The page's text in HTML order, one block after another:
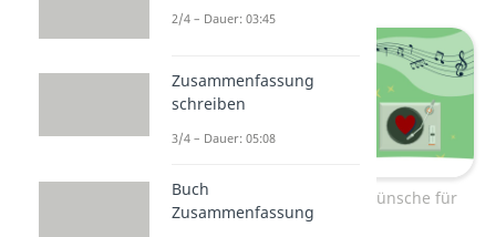
Kurze Geburtstagswünsche für
Freunde
2/4 – Dauer: 03:45
Zusammenfassung
schreiben
3/4 – Dauer: 05:08
Buch
Zusammenfassung